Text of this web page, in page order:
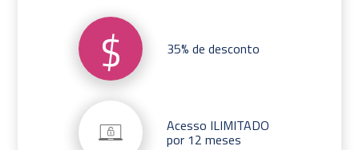
$ 35% de desconto
Acesso ILIMITADO
por 12 meses